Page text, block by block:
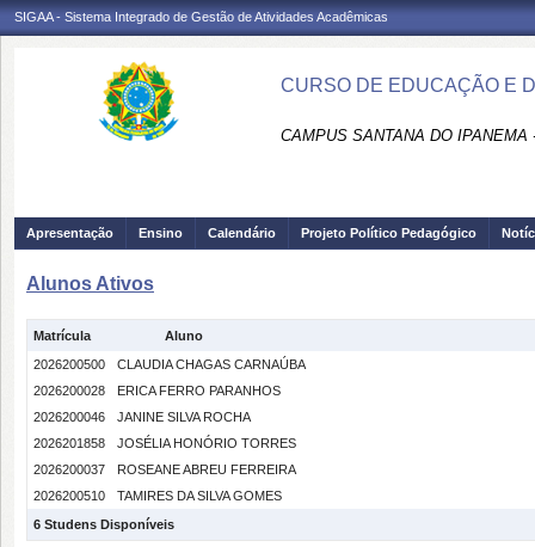
SIGAA - Sistema Integrado de Gestão de Atividades Acadêmicas
CURSO DE EDUCAÇÃO E
CAMPUS SANTANA DO IPANEMA
Apresentação Ensino Calendário Projeto Político Pedagógico
Alunos Ativos
Matrícula
Aluno
2026200500
CLAUDIA CHAGAS CARNAÚBA
2026200028
ERICA FERRO PARANHOS
2026200046
JANINE SILVA ROCHA
2026201858
JOSÉLIA HONÓRIO TORRES
2026200037
ROSEANE ABREU FERREIRA
2026200510
TAMIRES DA SILVA GOMES
6 Studens Disponíveis